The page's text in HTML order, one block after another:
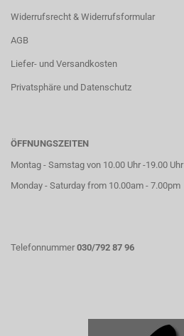
Widerrufsrecht & Widerrufsformular
AGB
Liefer- und Versandkosten
Privatsphäre und Datenschutz
ÖFFNUNGSZEITEN
Montag - Samstag von 10.00 Uhr -19.00 Uhr
Monday - Saturday from 10.00am - 7.00pm
Telefonnummer 030/792 87 96